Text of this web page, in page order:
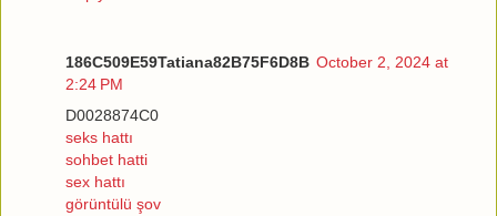
186C509E59Tatiana82B75F6D8B October 2, 2024 at
2:24 PM
D0028874C0
seks hattı
sohbet hatti
sex hattı
görüntülü şov